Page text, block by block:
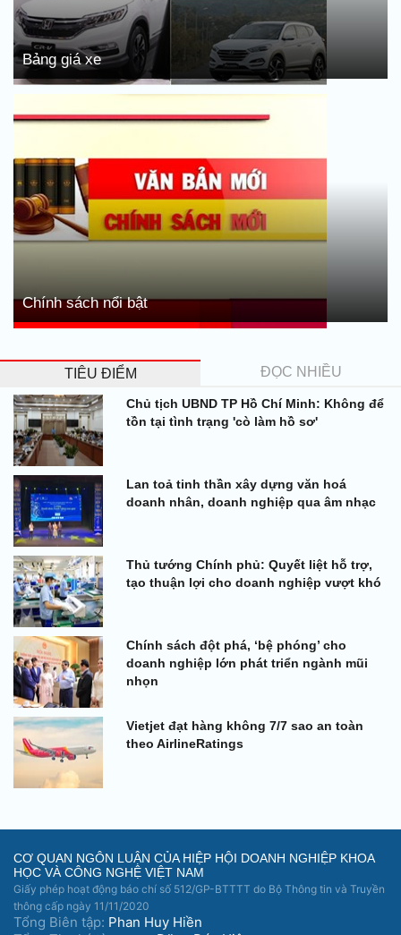
Bảng giá xe
Chính sách nổi bật
TIÊU ĐIỂM ĐỌC NHIỀU
Chủ tịch UBND TP Hồ Chí Minh: Không để
tồn tại tình trạng 'cò làm hồ sơ'
Lan toả tinh thần xây dựng văn hoá
doanh nhân, doanh nghiệp qua âm nhạc
Thủ tướng Chính phủ: Quyết liệt hỗ trợ,
tạo thuận lợi cho doanh nghiệp vượt khó
Chính sách đột phá, ‘bệ phóng’ cho
doanh nghiệp lớn phát triển ngành mũi
nhọn
Vietjet đạt hàng không 7/7 sao an toàn
theo AirlineRatings
CƠ QUAN NGÔN LUẬN CỦA HIỆP HỘI DOANH NGHIỆP KHOA
HỌC VÀ CÔNG NGHỆ VIỆT NAM
Giấy phép hoạt động báo chí số 512/GP-BTTTT do Bộ Thông tin và Truyền
thông cấp ngày 11/11/2020
Tổng Biên tập: Phan Huy Hiền